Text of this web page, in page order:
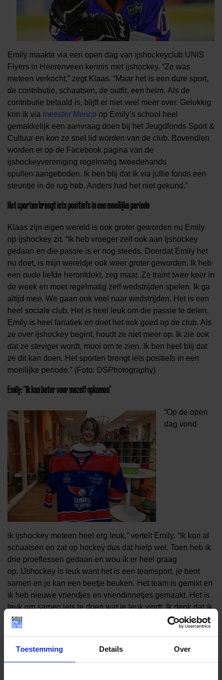
Toestemming Details Over
Emily maakte via een open dag van ijshockeyclub UNIS
Flyers in Heerenveen kennis met ijshockey. “Ze was
meteen verkocht,” zegt Klaas. “Maar het is een dure sport,
de contributie, schaatsen, de outfit, een helm. Als de
contributie betaald is, blijft er niet veel meer over. Gelukkig
kon ik via meester Menco op Emil y’s school
heel
gemakkelijk een aanvraag doen bij het Jeugdfonds Sport &
Cultuur en kon ze snel lid worden van de club. Bovendien
worden er op de Facebook pagina van de
ijshockeyvereniging regelmatig tweedehands
spullen aangeboden.
Ik ben blij dat ik via jullie fonds een
steuntje in de rug heb. Anders had het niet gekund.”
Het sporten brengt iets positiefs in een moeilijke periode
Klaas zijn eigen wereld is ook groter geworden nu Emily
op ijshockey zit. “ Ik heb vroeger zelf ook aan ijshockey
gedaan en die passie is er nog steeds. Doordat Emily het
nu doet, is mijn wereldje ook weer groter geworden.
Ik heb
een oude liefde herontdekt, zeg maar. Ze traint twee keer in
de week en moet regelmatig zelf wedstrijden spelen. Ik ga
altijd mee. We gaan ook veel naar wedstrijden. Het is een
heel sociale club. Het is heel leuk om die passie te delen.
Emily is heel fanatiek en doet het ook goed op de club. Als
ze over ijshockey begint, houdt ze niet meer op. Ik zie ook
dat ze steviger wordt, mooi om te zien.
Ik ben heel blij dat
ze dit kan doen. Het sporten brengt iets positiefs in een
moeilijke periode.” (Foto: DSPhotography)
Emily: “Ik kan beter voor mezelf opkomen”
“Op de open
dag vond
ik ijshockey meteen heel erg leuk,” vertelt Emily. “Ik kon al
schaatsen en zat op hockey dus dat hielp wel. Toen heb ik
drie proeflessen gedaan en wou ik er heel graag
op. IJshockey is leuk want het is een teamsport, je bent
samen en je kan een beetje beuken. Het team is gemixt en
ik heb nieuwe vriendjes en vriendinnetjes gemaakt. Het is
leuk om samen iets te doen wat je leuk vindt. Ik denk dat ik
wedstrijden
Een wedstrijd is
spannend
van
“Ik kan beter voor mezelf opkomen,” antwoordt Emily op de